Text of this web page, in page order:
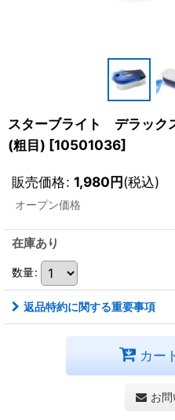
スターブライト デラック
(粗目) [10501036]
販売価格: 1,980円(税込)
オープン価格
在庫あり
数量:
返品特約に関する重要事項
カー
お